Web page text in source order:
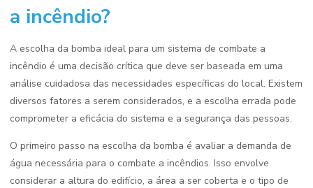
a incêndio?
A escolha da bomba ideal para um sistema de combate a
incêndio é uma decisão crítica que deve ser baseada em uma
análise cuidadosa das necessidades específicas do local. Existem
diversos fatores a serem considerados, e a escolha errada pode
comprometer a eficácia do sistema e a segurança das pessoas.
O primeiro passo na escolha da bomba é avaliar a demanda de
água necessária para o combate a incêndios. Isso envolve
considerar a altura do edifício, a área a ser coberta e o tipo de